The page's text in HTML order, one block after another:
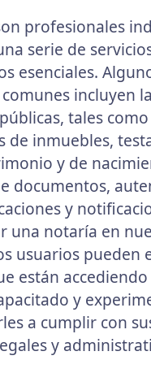
profesionales
serie de
esenciales.
incluyen
tales como
de inmuebles,
y de
documentos,
y
una notaría en
usuarios pueden
están
y
a cumplir con
y